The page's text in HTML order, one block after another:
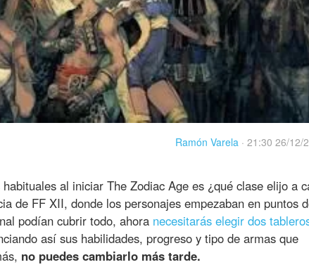
Ramón Varela · 21:30 26/12/
al iniciar The Zodiac Age es ¿qué clase elijo a
de FF XII, donde los personajes empezaban en puntos
podían cubrir todo, ahora necesitarás elegir dos
así sus habilidades, progreso y tipo de armas que
no puedes cambiarlo más tarde.